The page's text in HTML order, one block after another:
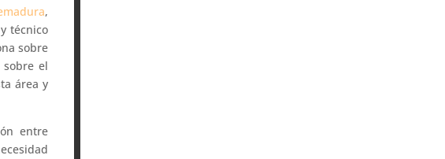
,
técnico
sobre
el
área y
entre